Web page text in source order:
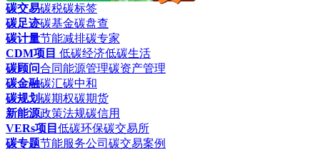
碳交易碳税碳标签
碳足迹碳基金碳盘查
碳计量节能减排碳专家
CDM项目 低碳经济低碳生活
碳顾问合同能源管理碳资产管理
碳金融碳汇碳中和
碳规划碳期权碳期货
新能源政策法规碳信用
VERs项目 低碳环保碳交易所
碳专题节能服务公司 碳交易案例